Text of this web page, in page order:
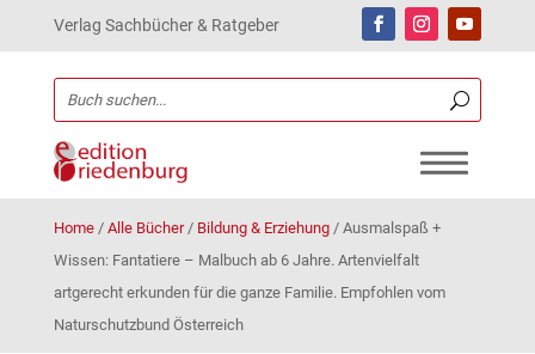
Verlag Sachbücher & Ratgeber
Home/ Alle Bücher/ Bildung & Erziehung/ Ausmalspaß +
Wissen: Fantatiere – Malbuch ab 6 Jahre. Artenvielfalt
artgerecht erkunden für die ganze Familie. Empfohlen vom
Naturschutzbund Österreich